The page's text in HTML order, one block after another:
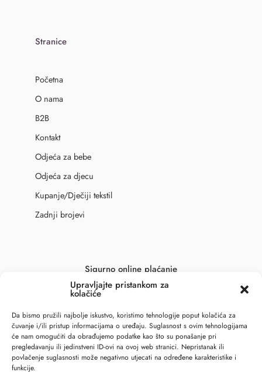
Upravljajte pristankom za
kolačiće
Da bismo pružili najbolje iskustvo, koristimo tehnologije poput kolačića za
čuvanje i/ili pristup informacijama o uređaju. Suglasnost s ovim tehnologijama
će nam omogućiti da obrađujemo podatke kao što su ponašanje pri
pregledavanju ili jedinstveni ID-ovi na ovoj web stranici. Nepristanak ili
povlačenje suglasnosti može negativno utjecati na određene karakteristike i
funkcije.
Stranice
Početna
O nama
B2B
Kontakt
Odjeća za bebe
Odjeća za djecu
Kupanje/Dječiji tekstil
Zadnji brojevi
Sigurno online plaćanje